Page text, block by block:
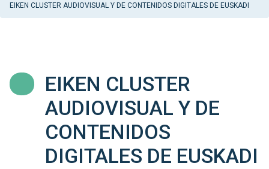
EIKEN CLUSTER AUDIOVISUAL Y DE CONTENIDOS DIGITALES DE EUSKADI
EIKEN CLUSTER
AUDIOVISUAL Y DE
CONTENIDOS
DIGITALES DE EUSKADI